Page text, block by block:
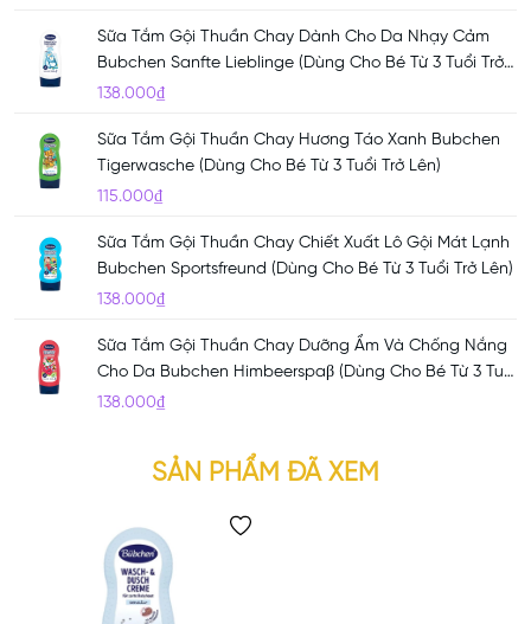
Sữa Tắm Gội Thuần Chay Dành Cho Da Nhạy Cảm
Bubchen Sanfte Lieblinge (Dùng Cho Bé Từ 3 Tuổi Trở
Lên)
138.000₫
Sữa Tắm Gội Thuần Chay Hương Táo Xanh Bubchen
Tigerwasche (Dùng Cho Bé Từ 3 Tuổi Trở Lên)
115.000₫
Sữa Tắm Gội Thuần Chay Chiết Xuất Lô Gội Mát Lạnh
Bubchen Sportsfreund (Dùng Cho Bé Từ 3 Tuổi Trở Lên)
138.000₫
Sữa Tắm Gội Thuần Chay Dưỡng Ẩm Và Chống Nắng
Cho Da Bubchen Himbeerspaβ (Dùng Cho Bé Từ 3 Tuổi
Trở Lên)
138.000₫
SẢN PHẨM ĐÃ XEM